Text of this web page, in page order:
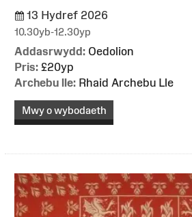
13 Hydref 2026
10.30yb-12.30yp
Addasrwydd: Oedolion
Pris: £20yp
Archebu lle: Rhaid Archebu Lle
Mwy o wybodaeth